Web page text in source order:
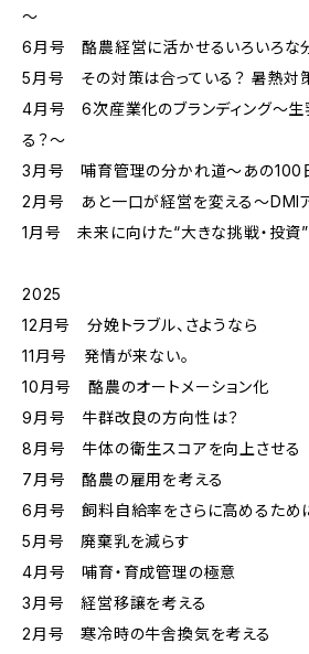
～
6月号 酪農経営に活かせるいろいろな
5月号 その対策は合っている？ 暑熱対策
4月号 6次産業化のブランディング～生
る？～
3月号 哺育管理の分かれ道～あの100
2月号 あと一口が経営を変える～DMI
1月号 未来に向けた“大きな挑戦・投資”
2025
12月号 分娩トラブル、さようなら
11月号 発情が来ない。
10月号 酪農のオートメーション化
9月号 牛群改良の方向性は？
8月号 牛体の衛生スコアを向上させる
7月号 酪農の雇用を考える
6月号 飼料自給率をさらに高めるため
5月号 廃棄乳を減らす
4月号 哺育・育成管理の極意
3月号 経営移譲を考える
2月号 寒冷時の牛舎換気を考える